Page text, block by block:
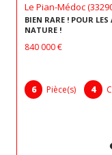
Le Pian-Médoc
BIEN RARE ! POUR
NATURE !
840 000 €
6 Pièce(s) 4